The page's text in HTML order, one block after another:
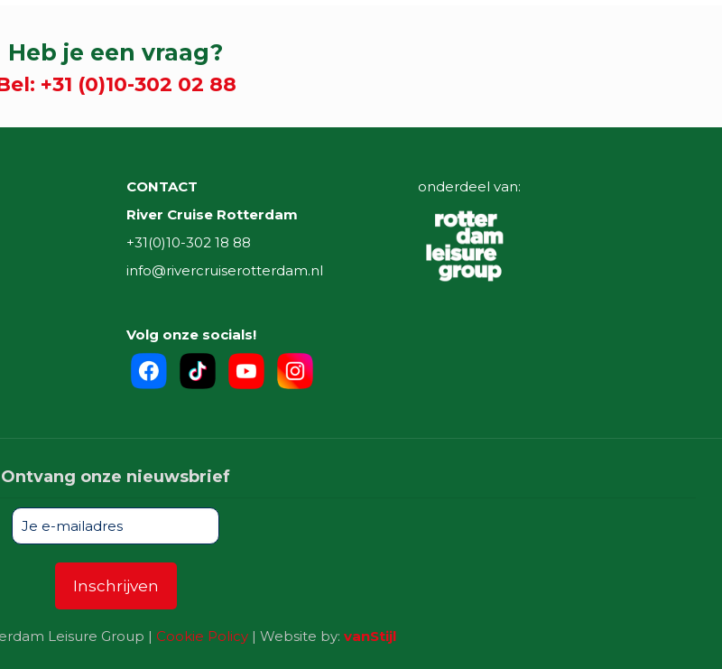
Heb je een vraag?
+31 (0)10-302 02 88
CONTACT
River Cruise Rotterdam
+31(0)10-302 18 88
info@rivercruiserotterdam.nl
Volg onze socials!
onderdeel van:
Ontvang onze nieuwsbrief
Leisure Group | Cookie Policy| Website by: vanStijl